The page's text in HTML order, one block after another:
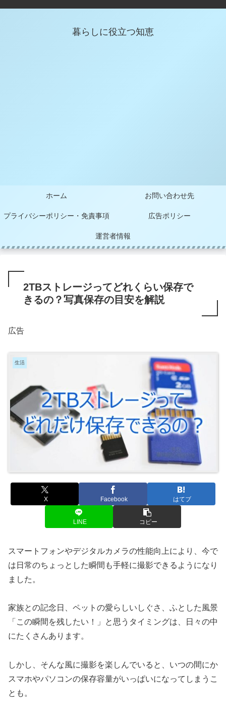
暮らしに役立つ知恵
ホーム お問い合わせ先
プライバシーポリシー・免責事項 広告ポリシー
運営者情報
2TBストレージってどれくらい保存で
きるの？写真保存の目安を解説
広告
生活
X Facebook はてブ
LINE コピー
スマートフォンやデジタルカメラの性能向上により、今で
は日常のちょっとした瞬間も手軽に撮影できるようになり
ました。
家族との記念日、ペットの愛らしいしぐさ、ふとした風景
「この瞬間を残したい！」と思うタイミングは、日々の中
にたくさんあります。
しかし、そんな風に撮影を楽しんでいると、いつの間にか
スマホやパソコンの保存容量がいっぱいになってしまうこ
とも。